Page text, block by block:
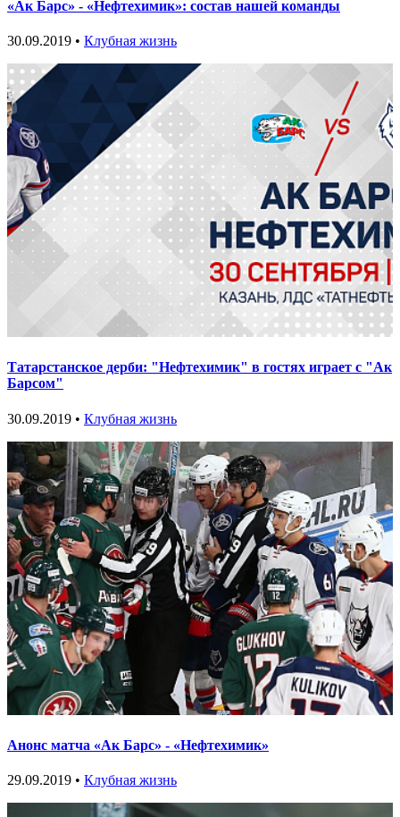
«Ак Барс» - «Нефтехимик»: состав нашей команды
30.09.2019 • Клубная жизнь
Татарстанское дерби: "Нефтехимик" в гостях играет с "Ак
Барсом"
30.09.2019 • Клубная жизнь
Анонс матча «Ак Барс» - «Нефтехимик»
29.09.2019 • Клубная жизнь